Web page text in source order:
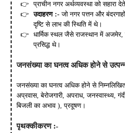
प्राचीन नगर अर्थव्यवस्था को सहारा
उदाहरण :- जो नगर पत्तन और
दृष्टि से लाभ की स्थिति में थे।
धार्मिक स्थल जैसे राजस्थान में अजमेर,
प्रसिद्ध थे।
जनसंख्या का घनत्व अधिक होने से
जनसंख्या का घनत्व अधिक होने से
अप्रवास, बेरोजगारी, अपराध, जनस्वास्थ्य,
बिजली का अभाव ), प्रदूषण।
पृथक्कीकरण :-